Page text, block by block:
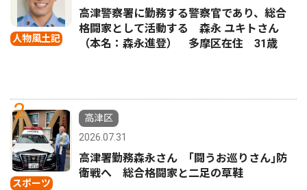
人物風土記
高津警察署に勤務する警察官であり、総合
格闘家として活動する 森永 ユキトさん
（本名：森永進登） 多摩区在住 31歳
2
スポーツ
高津区
2026.07.31
高津署勤務森永さん ｢闘うお巡りさん｣防
衛戦へ 総合格闘家と二足の草鞋